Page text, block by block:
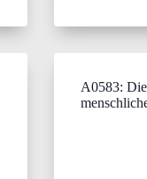
A0583: